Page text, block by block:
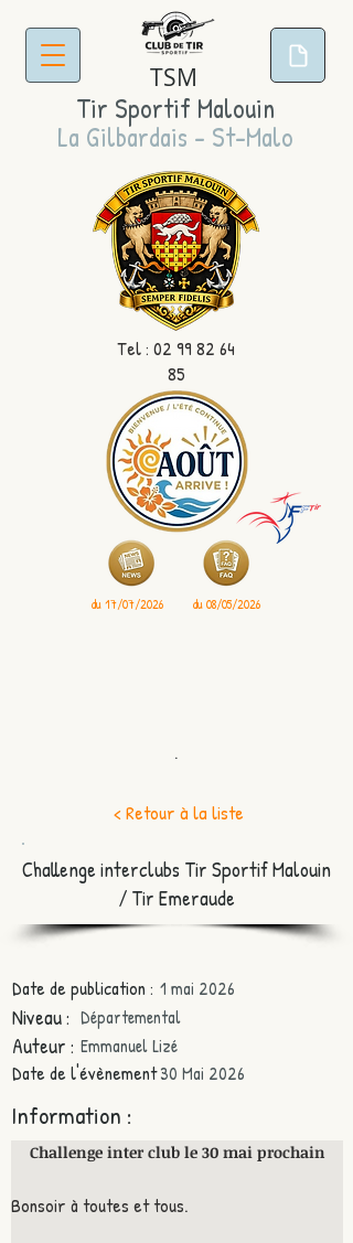
TSM
Tir Sportif Malouin
La Gilbardais - St-Malo
Tel : 02 99 82 64
85
du 17/07/2026 du 08/05/2026
.
< Retour à la liste
Challenge interclubs Tir Sportif Malouin
/ Tir Emeraude
Date de publication : 1 mai 2026
Niveau : Départemental
Auteur : Emmanuel Lizé
Date de l'évènement :30 Mai 2026
Information :
Challenge inter club le 30 mai prochain
Bonsoir à toutes et tous.